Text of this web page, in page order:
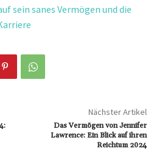
sein sanes Vermögen und die
Nächster Artikel
Das Vermögen von Jennifer
Lawrence: Ein Blick auf ihren
Reichtum 2024